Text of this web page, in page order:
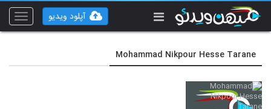
Toggle
آپلود ویدیو
Mohammad Nikpour Hesse Tarane